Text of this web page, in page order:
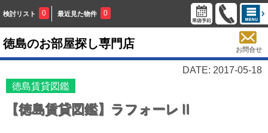
検討リスト 0 最近見た物件 0
徳島のお部屋探し専門店 お問合せ
DATE: 2017-05-18
徳島賃貸図鑑
【徳島賃貸図鑑】ラフォーレⅡ